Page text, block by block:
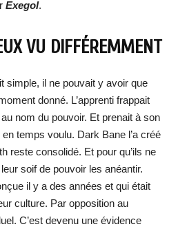
Exegol.
VU DIFFÉREMMENT
simple, il ne pouvait y avoir que
donné. L’apprenti frappait
nom du pouvoir. Et prenait à son
temps voulu. Dark Bane l’a créé
reste consolidé. Et pour qu’ils ne
soif de pouvoir les anéantir.
il y a des années et qui était
culture. Par opposition au
C’est devenu une évidence